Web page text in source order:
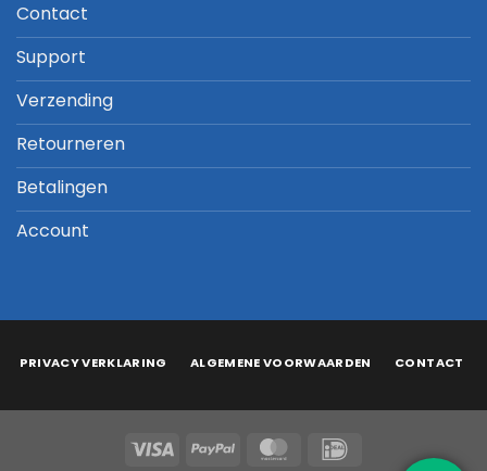
Contact
Support
Verzending
Retourneren
Betalingen
Account
PRIVACY VERKLARING ALGEMENE VOORWAARDEN CONTACT